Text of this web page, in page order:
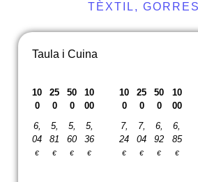
Taula i Cuina
10
0
25
0
50
0
10
00
10
0
25
0
50
0
10
00
6,
04
€
5,
81
€
5,
60
€
5,
36
€
7,
24
€
7,
04
€
6,
92
€
6,
85
€